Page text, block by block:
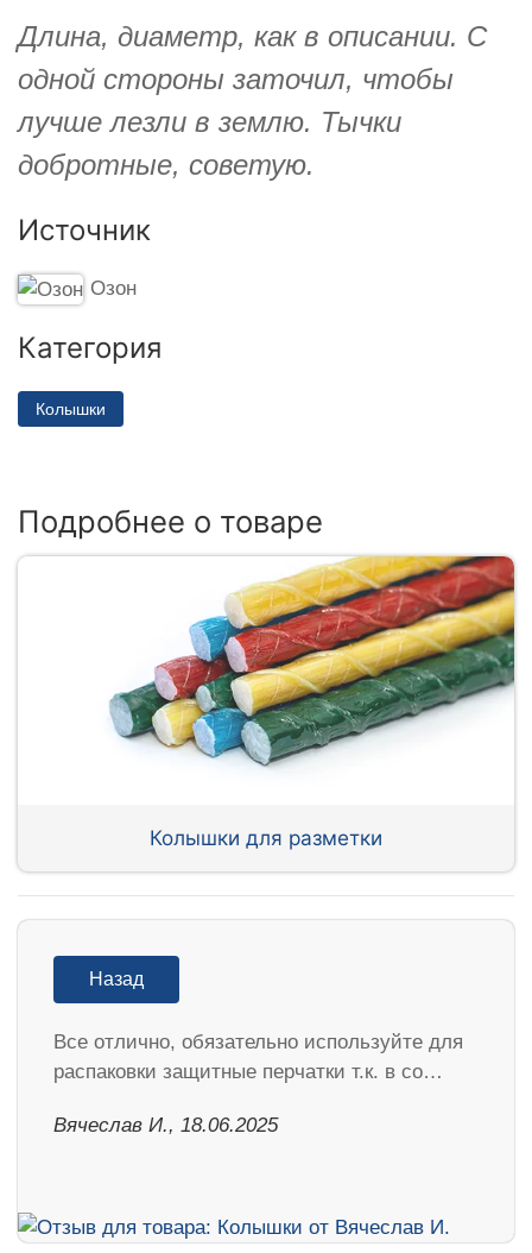
Длина, диаметр, как в описании. С
одной стороны заточил, чтобы
лучше лезли в землю. Тычки
добротные, советую.
Источник
Озон
Категория
Колышки
Подробнее о товаре
Колышки для разметки
Назад
Все отлично, обязательно используйте для
распаковки защитные перчатки т.к. в со…
Вячеслав И., 18.06.2025